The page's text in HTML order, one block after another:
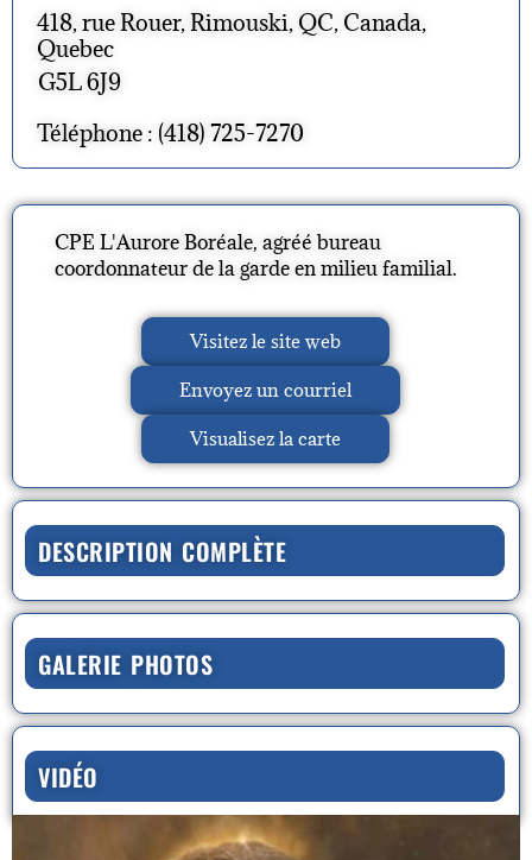
418, rue Rouer, Rimouski, QC, Canada,
Quebec
G5L 6J9
Téléphone : (418) 725-7270
CPE L'Aurore Boréale, agréé bureau
coordonnateur de la garde en milieu familial.
Visitez le site web
Envoyez un courriel
Visualisez la carte
DESCRIPTION COMPLÈTE
GALERIE PHOTOS
VIDÉO